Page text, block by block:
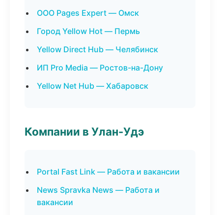
ООО Pages Expert — Омск
Город Yellow Hot — Пермь
Yellow Direct Hub — Челябинск
ИП Pro Media — Ростов-на-Дону
Yellow Net Hub — Хабаровск
Компании в Улан-Удэ
Portal Fast Link — Работа и вакансии
News Spravka News — Работа и
вакансии